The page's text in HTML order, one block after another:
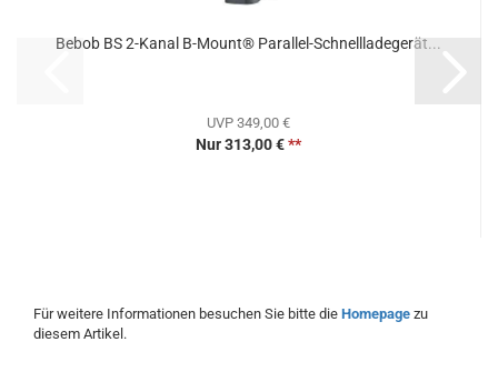
Bebob BS 2-Kanal B-Mount® Parallel-Schnellladegerät...
UVP 349,00 €
Nur 313,00 €**
Für weitere Informationen besuchen Sie bitte die Homepage zu
diesem Artikel.